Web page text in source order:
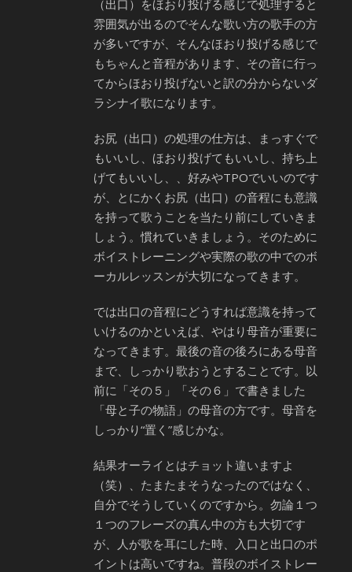
（出口）をほおり投げる感じで処理すると
雰囲気が出るのでそんな歌い方の歌手の方
が多いですが、そんなほおり投げる感じで
もちゃんと音程があります、その音に行っ
てからほおり投げないと訳の分からないダ
ラシナイ歌になります。
お尻（出口）の処理の仕方は、まっすぐで
もいいし、ほおり投げてもいいし、持ち上
げてもいいし、、好みやTPOでいいのです
が、とにかくお尻（出口）の音程にも意識
を持って歌うことを当たり前にしていきま
しょう。慣れていきましょう。そのために
ボイストレーニングや実際の歌の中でのボ
ーカルレッスンが大切になってきます。
では出口の音程にどうすれば意識を持って
いけるのかといえば、やはり母音が重要に
なってきます。最後の音の後ろにある母音
まで、しっかり歌おうとすることです。以
前に「その５」「その６」で書きました
「母と子の物語」の母音の方です。母音を
しっかり“置く”感じかな。
結果オーライとはチョット違いますよ
（笑）、たまたまそうなったのではなく、
自分でそうしていくのですから。勿論１つ
１つのフレーズの真ん中の方も大切です
が、人が歌を耳にした時、入口と出口のポ
イントは高いですね。普段のボイストレー